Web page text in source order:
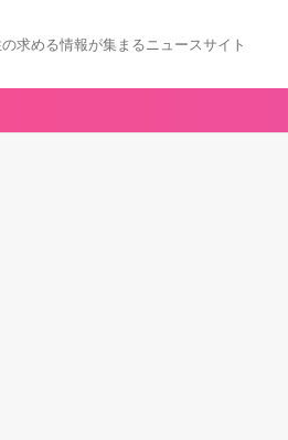
求める情報が集まるニュースサイト